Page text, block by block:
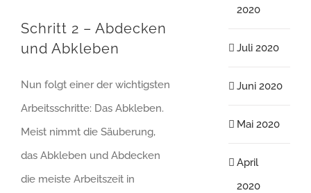
Schritt 2 – Abdecken
und Abkleben
Nun folgt einer der wichtigsten
Arbeitsschritte: Das Abkleben.
Meist nimmt die Säuberung,
das Abkleben und Abdecken
die meiste Arbeitszeit in
2020
Juli 2020
Juni 2020
Mai 2020
April
2020